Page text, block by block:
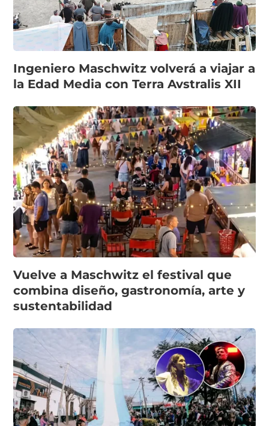
Ingeniero Maschwitz volverá a viajar a
la Edad Media con Terra Avstralis XII
Vuelve a Maschwitz el festival que
combina diseño, gastronomía, arte y
sustentabilidad